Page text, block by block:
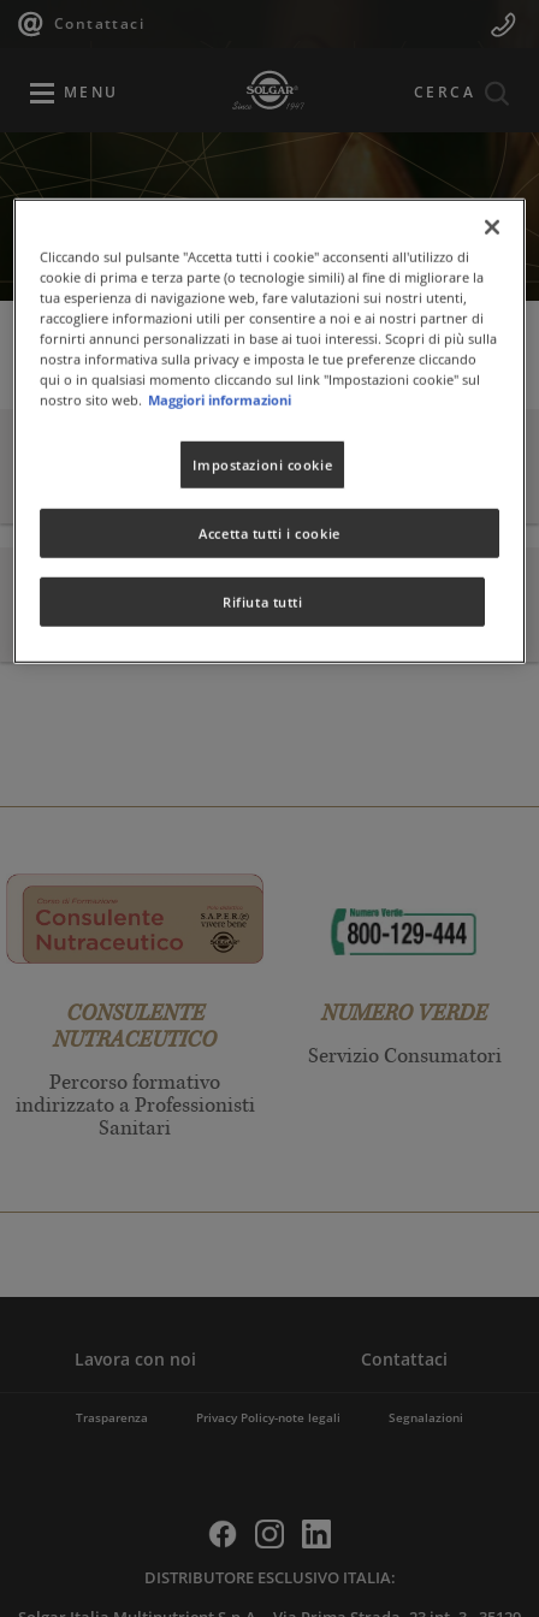
Salta
principale
Contattaci
Navigazione
Menu
MENU CERCA
Ingredienti
INGREDIENTI
CATEGORIE INGREDIENTI
CONSULENTE
NUTRACEUTICO
Percorso formativo
indirizzato a Professionisti
Sanitari
NUMERO VERDE
Servizio Consumatori
Lavora con noi Contattaci
Trasparenza Privacy Policy-note legali Segnalazioni
DISTRIBUTORE ESCLUSIVO ITALIA:
Cliccando sul pulsante "Accetta tutti i cookie" acconsenti all'utilizzo di
cookie di prima e terza parte (o tecnologie simili) al fine di migliorare la
tua esperienza di navigazione web, fare valutazioni sui nostri utenti,
raccogliere informazioni utili per consentire a noi e ai nostri partner di
fornirti annunci personalizzati in base ai tuoi interessi. Scopri di più sulla
nostra informativa sulla privacy e imposta le tue preferenze cliccando
qui o in qualsiasi momento cliccando sul link "Impostazioni cookie" sul
nostro sito web. Maggiori informazioni
Impostazioni cookie
Rifiuta tutti
Accetta tutti i cookie